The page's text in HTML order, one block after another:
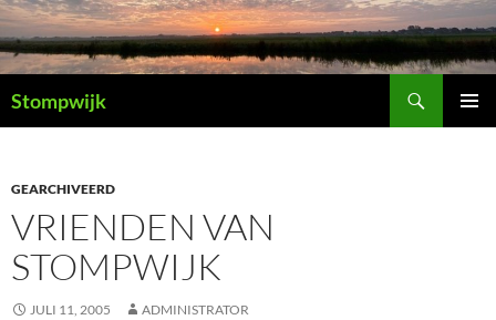
Ga
naar
de
inhoud
Stompwijk
GEARCHIVEERD
VRIENDEN VAN
STOMPWIJK
JULI 11, 2005 ADMINISTRATOR